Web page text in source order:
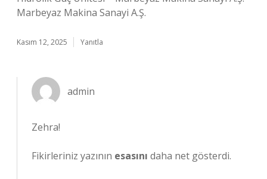
Marbeyaz Makina Sanayi A.Ş.
Kasım 12, 2025 Yanıtla
admin
Zehra!
Fikirleriniz yazının esasını daha net gösterdi.